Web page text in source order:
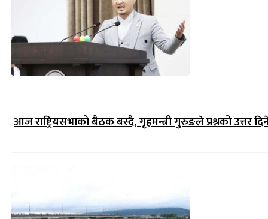
आज राष्ट्रियसभाको बैठक बस्दै, गृहमन्त्री गुरुङले प्रश्नको उत्तर